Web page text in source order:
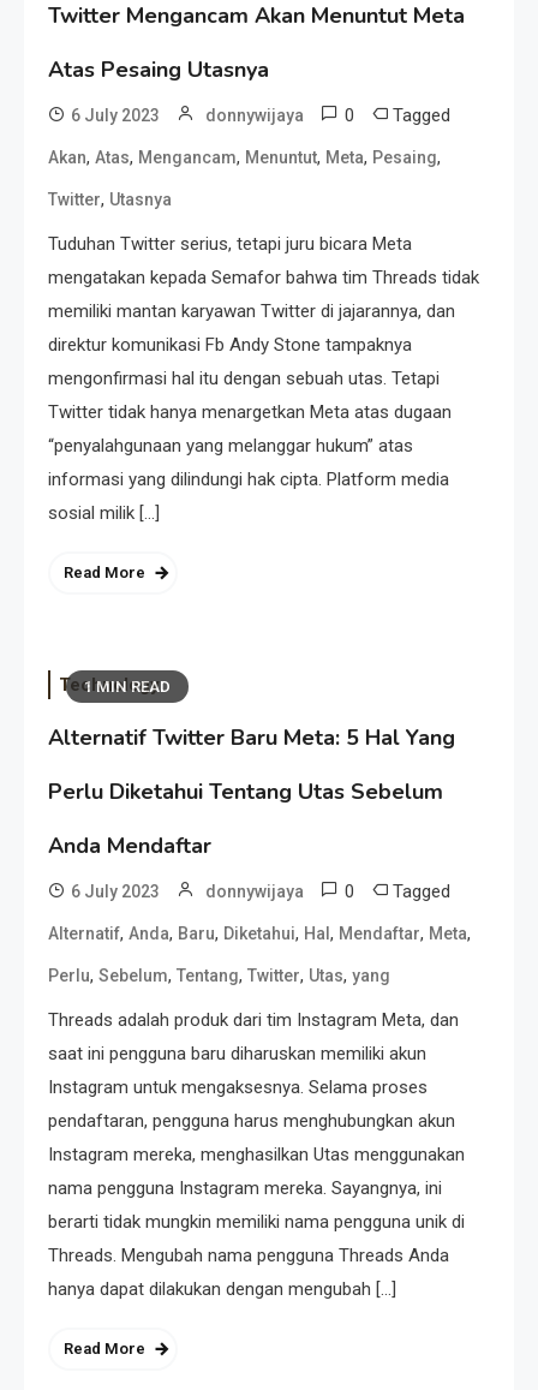
Twitter Mengancam Akan Menuntut Meta
Atas Pesaing Utasnya
6 July 2023 donnywijaya 0 Tagged
Akan, Atas, Mengancam, Menuntut, Meta, Pesaing,
Twitter, Utasnya
Tuduhan Twitter serius, tetapi juru bicara Meta
mengatakan kepada Semafor bahwa tim Threads tidak
memiliki mantan karyawan Twitter di jajarannya, dan
direktur komunikasi Fb Andy Stone tampaknya
mengonfirmasi hal itu dengan sebuah utas. Tetapi
Twitter tidak hanya menargetkan Meta atas dugaan
“penyalahgunaan yang melanggar hukum” atas
informasi yang dilindungi hak cipta. Platform media
sosial milik […]
Read More
1 MIN READ
Technology
Alternatif Twitter Baru Meta: 5 Hal Yang
Perlu Diketahui Tentang Utas Sebelum
Anda Mendaftar
6 July 2023 donnywijaya 0 Tagged
Alternatif, Anda, Baru, Diketahui, Hal , Mendaftar, Meta,
Perlu, Sebelum, Tentang, Twitter, Utas, yang
Threads adalah produk dari tim Instagram Meta, dan
saat ini pengguna baru diharuskan memiliki akun
Instagram untuk mengaksesnya. Selama proses
pendaftaran, pengguna harus menghubungkan akun
Instagram mereka, menghasilkan Utas menggunakan
nama pengguna Instagram mereka. Sayangnya, ini
berarti tidak mungkin memiliki nama pengguna unik di
Threads. Mengubah nama pengguna Threads Anda
hanya dapat dilakukan dengan mengubah […]
Read More